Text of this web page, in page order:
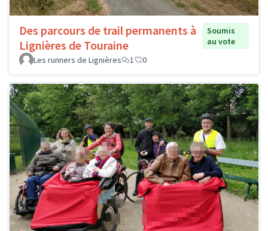
Des parcours de trail permanents à
Lignières de Touraine
Soumis
au vote
Les runners de Lignières
1 0